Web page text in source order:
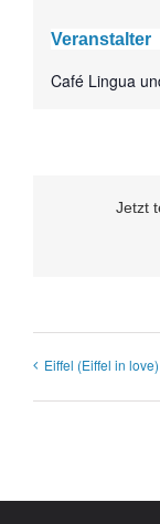
Veranstalter
Café Lingua
Jetzt
Eiffel (Eiffel in love)